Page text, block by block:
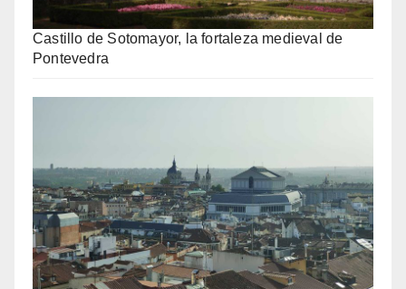
Castillo de Sotomayor, la fortaleza medieval de
Pontevedra